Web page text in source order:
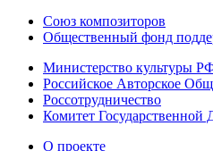
Союз композиторов
Общественный фонд
Министерство культуры
Российское Авторское
Россотрудничество
Комитет
О проекте